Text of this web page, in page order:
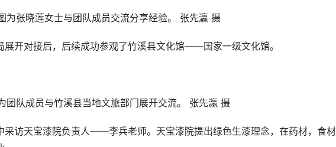
为张晓莲女士与团队成员交流分享经验。 张先瀛 摄
开对接后，后续成功参观了竹溪县文化馆——国家一级文化馆。
团队成员与竹溪县当地文旅部门展开交流。 张先瀛 摄
访天宝漆院负责人——李兵老师。天宝漆院提出绿色生漆理念，在药材，食